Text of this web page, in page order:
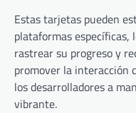
Estas tarjetas pueden
plataformas
rastrear su progreso y
promover la interacción
los desarrolladores a
vibrante.